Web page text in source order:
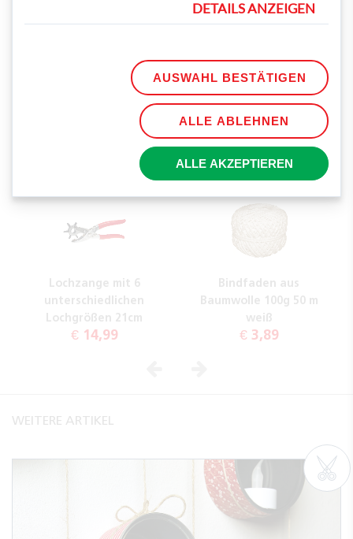
EMPFOHLENE PRODUKTE
FOLIA Holzperlen rund
inkl. 2 Schnüre 85 Teile
NOVOOO Basic
Universal-Scheren-Set 3
Stück farblich sortiert
€ 5,99
Lochzange mit 6
unterschiedlichen
Lochgrößen 21cm
€ 14,99
Bindfaden aus
Baumwolle 100g 50 m
weiß
€ 3,89
WEITERE ARTIKEL
DETAILS ANZEIGEN
AUSWAHL BESTÄTIGEN
ALLE ABLEHNEN
ALLE AKZEPTIEREN